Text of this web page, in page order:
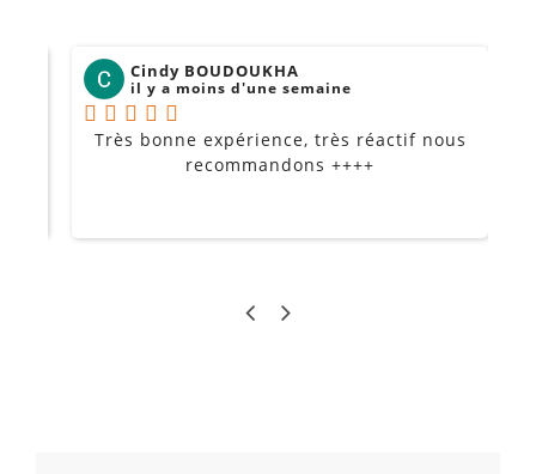
Cindy BOUDOUKHA
il y a moins d'une semaine
Très bonne expérience, très réactif nous
recommandons ++++